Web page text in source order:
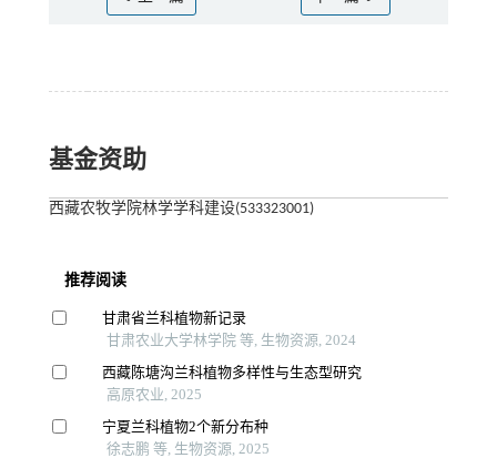
基金资助
西藏农牧学院林学学科建设(533323001)